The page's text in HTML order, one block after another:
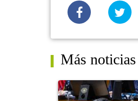
Más noticias